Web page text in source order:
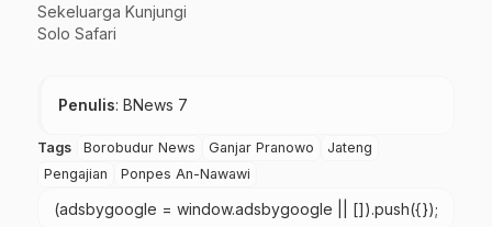
Sekeluarga Kunjungi
Solo Safari
Penulis: BNews 7
Tags Borobudur News Ganjar Pranowo
Jateng
Pengajian
Ponpes An-Nawawi
(adsbygoogle = window.adsbygoogle || []).push({});